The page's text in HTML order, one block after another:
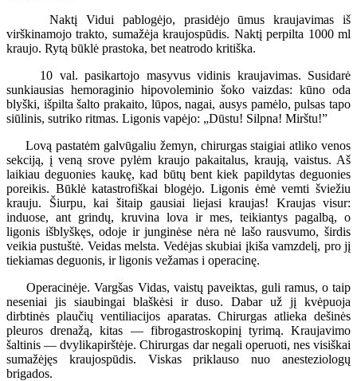
Naktį Vidui pablogėjo, prasidėjo ūmus kraujavimas iš
virškinamojo trakto, sumažėja kraujospūdis. Naktį perpilta 1000 ml
kraujo. Rytą būklė prastoka, bet neatrodo kritiška.
10 val. pasikartojo masyvus vidinis kraujavimas. Susidarė
sunkiausias hemoraginio hipovoleminio šoko vaizdas: kūno oda
blyški, išpilta šalto prakaito, lūpos, nagai, ausys pamėlo, pulsas tapo
siūlinis, sutriko ritmas. Ligonis vapėjo: „Dūstu! Silpna! Mirštu!”
Lovą pastatėm galvūgaliu žemyn, chirurgas staigiai atliko venos
sekciją, į veną srove pylėm kraujo pakaitalus, kraują, vaistus. Aš
laikiau deguonies kaukę, kad būtų bent kiek papildytas deguonies
poreikis. Būklė katastrofiškai blogėjo. Ligonis ėmė vemti šviežiu
krauju. Šiurpu, kai šitaip gausiai liejasi kraujas! Kraujas visur:
induose, ant grindų, kruvina lova ir mes, teikiantys pagalbą, o
ligonis išblyškęs, odoje ir junginėse nėra nė lašo rausvumo, širdis
veikia pustuštė. Veidas melsta. Vedėjas skubiai įkiša vamzdelį, pro jį
tiekiamas deguonis, ir ligonis vežamas i operacinę.
Operacinėje. Vargšas Vidas, vaistų paveiktas, guli ramus, o taip
neseniai jis siaubingai blaškėsi ir duso. Dabar už jį kvėpuoja
dirbtinės plaučių ventiliacijos aparatas. Chirurgas atlieka dešinės
pleuros drenažą, kitas — fibrogastroskopinį tyrimą. Kraujavimo
šaltinis — dvylikapirštėje. Chirurgas dar negali operuoti, nes visiškai
sumažėjęs kraujospūdis. Viskas priklauso nuo anesteziologų
brigados.